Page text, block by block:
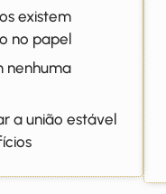
existem
no papel
nenhuma
a união estável